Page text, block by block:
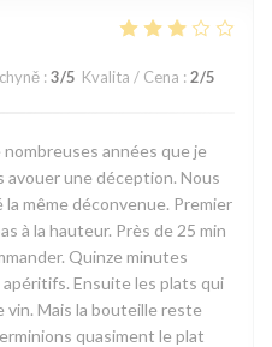
: 3/5 Kvalita / Cena : 2/5
années que je
une déception. Nous
même déconvenue. Premier
à la hauteur. Près de 25 min
Quinze minutes
Ensuite les plats qui
vin. Mais la bouteille reste
quasiment le plat